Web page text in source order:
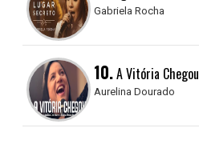
Gabriela Rocha
10.A Vitória Chegou
Aurelina Dourado